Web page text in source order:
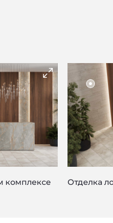
комплексе Отделка